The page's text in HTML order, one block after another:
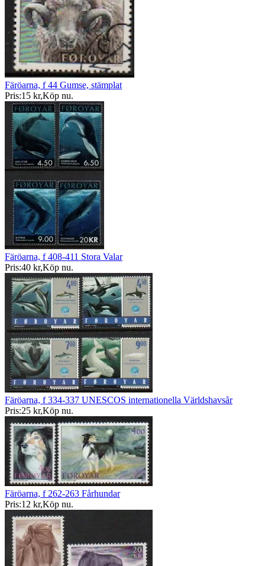
Färöarna, f 44 Gumse, stämplat
Pris:15 kr,Köp nu.
Färöarna, f 408-411 Stora Valar
Pris:40 kr,Köp nu.
Färöarna, f 334-337 UNESCOS internationella Världshavsår
Pris:25 kr,Köp nu.
Färöarna, f 262-263 Fårhundar
Pris:12 kr,Köp nu.